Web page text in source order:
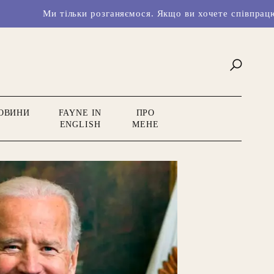
тільки розганяємося. Якщо ви хочете співпрацювати з
FAYNE IN
ENGLISH
ПРО
МЕНЕ